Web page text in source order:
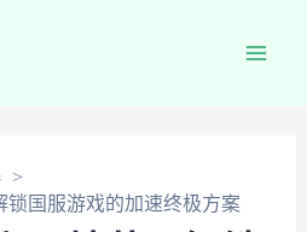
锁国服游戏的加速终极方案